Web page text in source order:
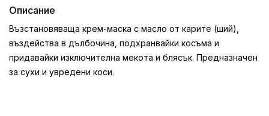
Описание
Възстановяваща крем-маска с масло от карите (ший),
въздейства в дълбочина, подхранвайки косъма и
придавайки изключителна мекота и блясък. Предназначен
за сухи и увредени коси.